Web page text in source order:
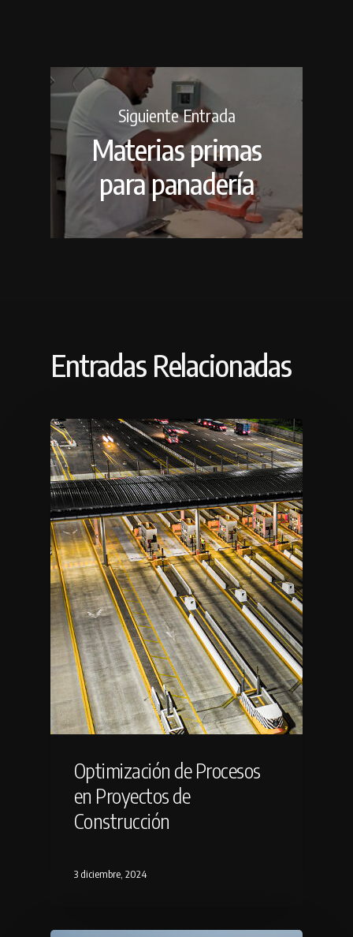
Siguiente Entrada
Materias primas
para panadería
Entradas Relacionadas
Optimización de Procesos
en Proyectos de
Construcción
3 diciembre, 2024